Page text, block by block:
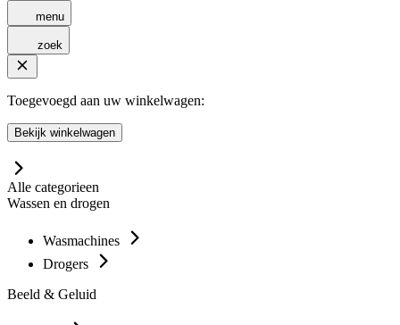
menu
zoek
Toegevoegd aan uw winkelwagen:
Bekijk winkelwagen
Alle categorieen
Wassen en drogen
Wasmachines
Drogers
Beeld & Geluid